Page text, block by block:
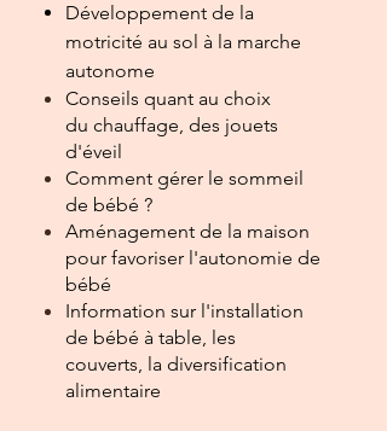
Développement de la
motricité au sol à la marche
autonome
Conseils quant au choix
du chauffage, des jouets
d'éveil
Comment gérer le sommeil
de bébé ?
Aménagement de la maison
pour favoriser l'autonomie de
bébé
Information sur l'installation
de bébé à table, les
couverts, la diversification
alimentaire